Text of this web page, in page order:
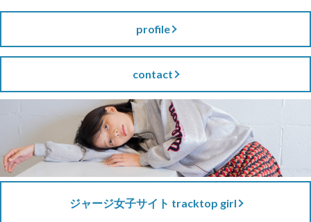
profile
contact
ジャージ女子サイト tracktop girl